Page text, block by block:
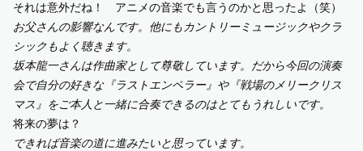
それは意外だね！ アニメの音楽でも言うのかと思ったよ（笑）
お父さんの影響なんです。他にもカントリーミュージックやクラ
シックもよく聴きます。
坂本龍一さんは作曲家として尊敬しています。だから今回の演奏
会で自分の好きな『ラストエンペラー』や『戦場のメリークリス
マス』をご本人と一緒に合奏できるのはとてもうれしいです。
将来の夢は？
できれば音楽の道に進みたいと思っています。